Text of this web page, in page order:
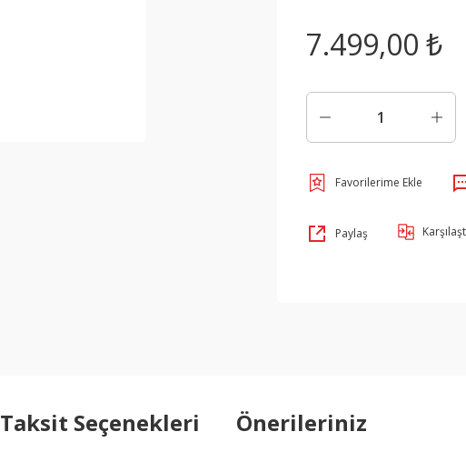
7.499,00 ₺
Paylaş
Taksit Seçenekleri Önerileriniz